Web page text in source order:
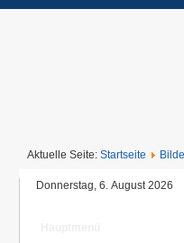
Aktuelle Seite: Startseite
Donnerstag, 6. August 2026